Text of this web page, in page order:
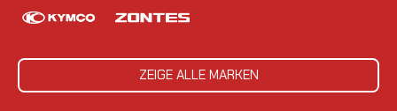
ZEIGE ALLE MARKEN